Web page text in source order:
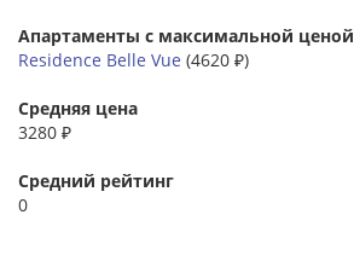
Апартаменты с максимальной ценой
Residence Belle Vue (4620 ₽)
Средняя цена
3280 ₽
Средний рейтинг
0